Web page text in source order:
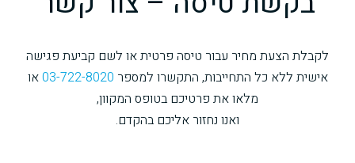
לקבלת הצעת מחיר עבור טיסה פרטית או לשם קביעת פגישה
אישית ללא כל התחייבות, התקשרו למספר 03-722-8020או
מלאו את פרטיכם בטופס המקוון,
ואנו נחזור אליכם בהקדם.